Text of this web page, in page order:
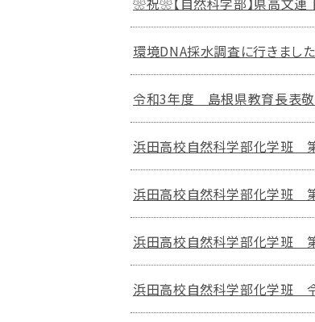
環境DNA採水調査に行きまし
令和3年度 島根県教育長表
浜田高校自然科学部化学班 第
浜田高校自然科学部化学班 第
浜田高校自然科学部化学班 第
浜田高校自然科学部化学班